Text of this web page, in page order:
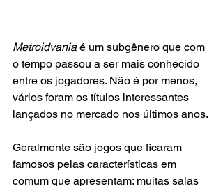
Metroidvania é um subgênero que com
o tempo passou a ser mais conhecido
entre os jogadores. Não é por menos,
vários foram os títulos interessantes
lançados no mercado nos últimos anos.
Geralmente são jogos que ficaram
famosos pelas características em
comum que apresentam: muitas salas